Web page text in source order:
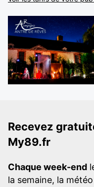
Recevez
My89.fr
Chaque week-end
la semaine, la